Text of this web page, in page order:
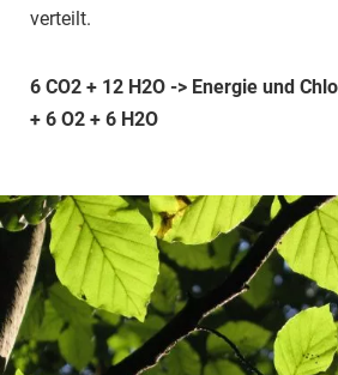
verteilt.
6 CO2 + 12 H2O -> Energie und
+ 6 O2 + 6 H2O